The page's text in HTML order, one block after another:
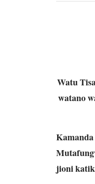
Watu
watano
jioni